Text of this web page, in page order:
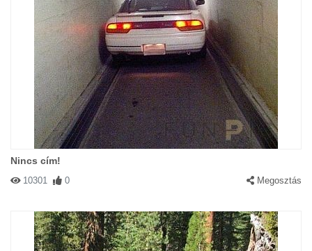
Nincs cím!
10301 0 Megosztás